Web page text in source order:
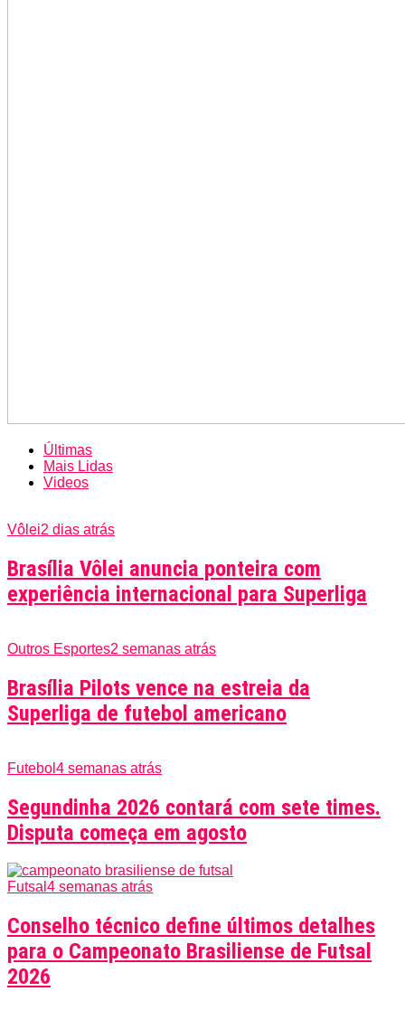
Últimas
Mais Lidas
Videos
Vôlei2 dias atrás
Brasília Vôlei anuncia ponteira com
experiência internacional para Superliga
Outros Esportes2 semanas atrás
Brasília Pilots vence na estreia da
Superliga de futebol americano
Futebol 4 semanas atrás
Segundinha 2026 contará com sete times.
Disputa começa em agosto
Futsal 4 semanas atrás
Conselho técnico define últimos detalhes
para o Campeonato Brasiliense de Futsal
2026